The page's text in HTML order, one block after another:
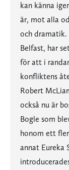
kan känna
är, mot alla
och dramatik.
Belfast, har
för att i
konfliktens
Robert
också nu är
Bogle som
honom ett
annat Eureka